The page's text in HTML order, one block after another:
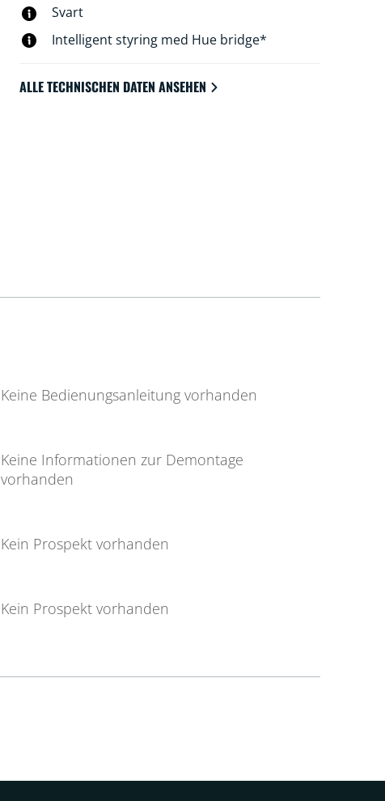
Svart
Intelligent styring med Hue bridge*
ALLE TECHNISCHEN DATEN ANSEHEN
Keine Bedienungsanleitung vorhanden
Keine Informationen zur Demontage
vorhanden
Kein Prospekt vorhanden
Kein Prospekt vorhanden